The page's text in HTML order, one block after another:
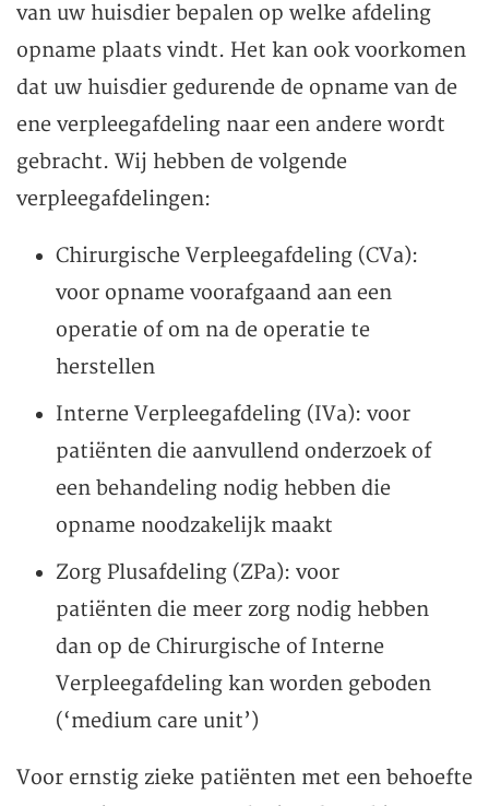
van uw huisdier bepalen op welke afdeling
opname plaats vindt. Het kan ook voorkomen
dat uw huisdier gedurende de opname van de
ene verpleegafdeling naar een andere wordt
gebracht. Wij hebben de volgende
verpleegafdelingen:
Chirurgische Verpleegafdeling (CVa):
voor opname voorafgaand aan een
operatie of om na de operatie te
herstellen
Interne Verpleegafdeling (IVa): voor
patiënten die aanvullend onderzoek of
een behandeling nodig hebben die
opname noodzakelijk maakt
Zorg Plusafdeling (ZPa): voor
patiënten die meer zorg nodig hebben
dan op de Chirurgische of Interne
Verpleegafdeling kan worden geboden
(‘medium care unit’)
Voor ernstig zieke patiënten met een behoefte